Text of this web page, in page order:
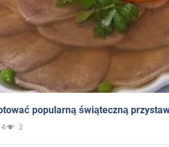
popularną świąteczną
2